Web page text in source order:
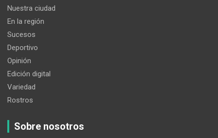
Nuestra ciudad
En la región
Sucesos
Deportivo
Opinión
Edición digital
Variedad
Rostros
Sobre nosotros